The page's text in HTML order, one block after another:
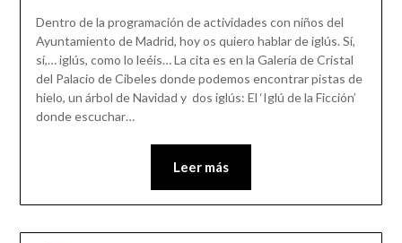
Dentro de la programación de actividades con niños del
Ayuntamiento de Madrid, hoy os quiero hablar de iglús. Sí,
sí,… iglús, como lo leéis… La cita es en la Galería de Cristal
del Palacio de Cibeles donde podemos encontrar pistas de
hielo, un árbol de Navidad y dos iglús: El ‘Iglú de la Ficción’
donde escuchar…
Leer más